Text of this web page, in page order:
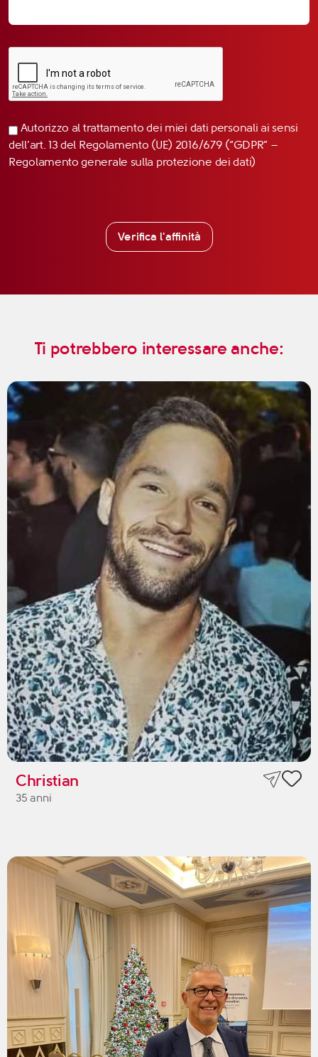
Autorizzo al trattamento dei miei dati personali ai sensi
dell’art. 13 del Regolamento (UE) 2016/679 (“GDPR” –
Regolamento generale sulla protezione dei dati)
Verifica l'affinità
Ti potrebbero interessare anche:
Christian
35 anni